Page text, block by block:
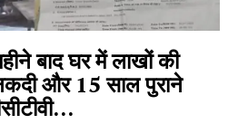
बाद घर में लाखों की
और 15 साल पुराने